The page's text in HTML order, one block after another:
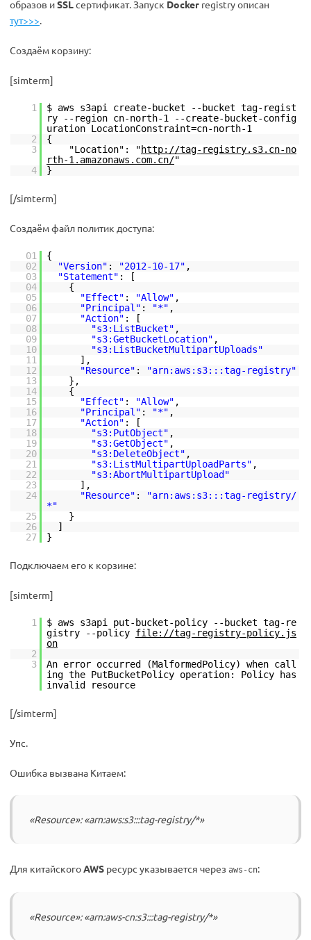
образов иSSLсертификат. Запуск Docker registry описан
тут>>>.
Создаём корзину:
[simterm]
1
$ aws s3api create-bucket --bucket tag-regist
ry --region cn-north-1 --create-bucket-config
uration LocationConstraint=cn-north-1
2
{
3
"Location": "http://tag-registry.s3.cn-no
rth-1.amazonaws.com.cn/"
4
}
[/simterm]
Создаём файл политик доступа:
01
{
02
"Version" : "2012-10-17" ,
03
"Statement" : [
04
{
05
"Effect" : "Allow" ,
06
"Principal" : "*" ,
07
"Action" : [
08
"s3:ListBucket" ,
09
"s3:GetBucketLocation" ,
10
"s3:ListBucketMultipartUploads"
11
],
12
"Resource" :
"arn:aws:s3:::tag-registry"
13
},
14
{
15
"Effect" : "Allow" ,
16
"Principal" : "*" ,
17
"Action" : [
18
"s3:PutObject" ,
19
"s3:GetObject" ,
20
"s3:DeleteObject" ,
21
"s3:ListMultipartUploadParts" ,
22
"s3:AbortMultipartUpload"
23
],
24
"Resource" :
"arn:aws:s3:::tag-registry/
*"
25
}
26
]
27
}
Подключаем его к корзине:
[simterm]
1
$ aws s3api put-bucket-policy --bucket tag-re
gistry --policy file://tag-registry-policy.js
on
2
3
An error occurred (MalformedPolicy) when call
ing the PutBucketPolicy operation: Policy has
invalid resource
[/simterm]
Упс.
Ошибка вызвана Китаем:
«Resource»: «arn:aws:s3:::tag-registry/*»
Для китайскогоAWS ресурс указывается через aws-cn:
«Resource»: «arn:aws-cn:s3:::tag-registry/*»